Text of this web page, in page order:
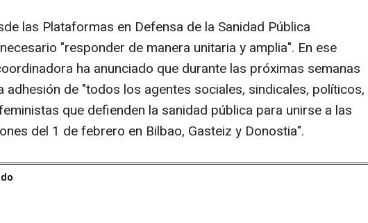
las Plataformas en Defensa de la Sanidad Pública
"responder de manera unitaria y amplia". En ese
ha anunciado que durante las próximas semanas
adhesión de "todos los agentes sociales, sindicales, políticos,
que defienden la sanidad pública para unirse a las
del 1 de febrero en Bilbao, Gasteiz y Donostia".